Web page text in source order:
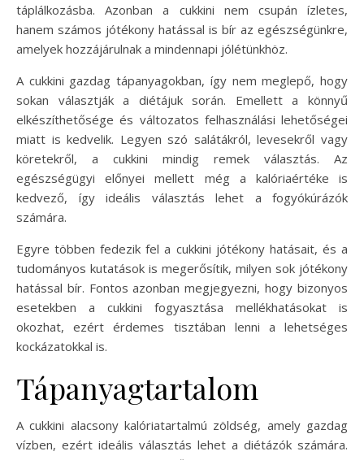
táplálkozásba. Azonban a cukkini nem csupán ízletes,
hanem számos jótékony hatással is bír az egészségünkre,
amelyek hozzájárulnak a mindennapi jólétünkhöz.
A cukkini gazdag tápanyagokban, így nem meglepő, hogy
sokan választják a diétájuk során. Emellett a könnyű
elkészíthetősége és változatos felhasználási lehetőségei
miatt is kedvelik. Legyen szó salátákról, levesekről vagy
köretekről, a cukkini mindig remek választás. Az
egészségügyi előnyei mellett még a kalóriaértéke is
kedvező, így ideális választás lehet a fogyókúrázók
számára.
Egyre többen fedezik fel a cukkini jótékony hatásait, és a
tudományos kutatások is megerősítik, milyen sok jótékony
hatással bír. Fontos azonban megjegyezni, hogy bizonyos
esetekben a cukkini fogyasztása mellékhatásokat is
okozhat, ezért érdemes tisztában lenni a lehetséges
kockázatokkal is.
Tápanyagtartalom
A cukkini alacsony kalóriatartalmú zöldség, amely gazdag
vízben, ezért ideális választás lehet a diétázók számára.